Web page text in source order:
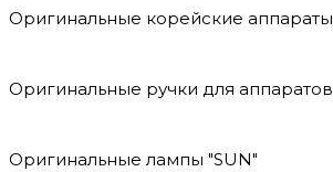
Оригинальные корейские аппараты
Оригинальные ручки для аппаратов
Оригинальные лампы "SUN"